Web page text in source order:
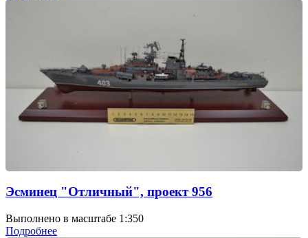
Эсминец "Отличный", проект 956
Выполнено в масштабе 1:350
Подробнее